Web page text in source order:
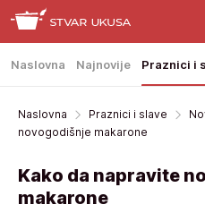
Naslovna Najnovije Praznici i
Naslovna Praznici i slave
novogodišnje makarone
Kako da napravite
makarone